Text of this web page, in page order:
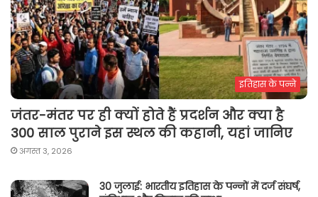
इतिहास के पन्ने
जंतर-मंतर पर ही क्यों होते हैं प्रदर्शन और क्या है
300 साल पुराने इस स्थल की कहानी, यहां जानिए
अगस्त 3, 2026
30 जुलाई: भारतीय इतिहास के पन्नों में दर्ज संघर्ष,